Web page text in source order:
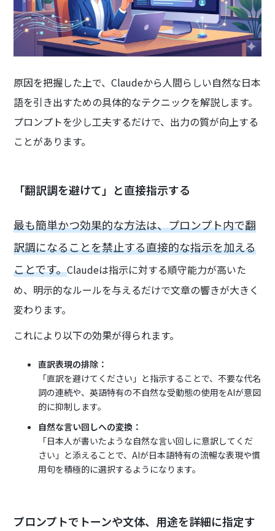
原因を把握した上で、Claudeから人間らしい自然な日本
語を引き出すための具体的なテクニックを解説します。
プロンプトを少し工夫するだけで、出力の質が向上する
ことがあります。
「翻訳調を避けて」と直接指示する
最も簡単かつ効果的な方法は、プロンプト内で翻
訳調になることを禁止する直接的な指示を加える
ことです。Claudeは指示に対する順守能力が高いた
め、明示的なルールを与えるだけで文章の響きが大きく
変わります。
これにより以下の効果が得られます。
直訳表現の排除：
「直訳を避けてください」と指示することで、不要な代名
詞の連続や、英語特有の不自然な受動態の使用をAIが意図
的に抑制します。
自然な言い回しへの変換：
「日本人が書いたような自然な言い回しに意訳してくだ
さい」と添えることで、AIが日本語特有の流暢な表現や慣
用句を積極的に選択するようになります。
プロンプトでトーンや文体、用途を詳細に指定す